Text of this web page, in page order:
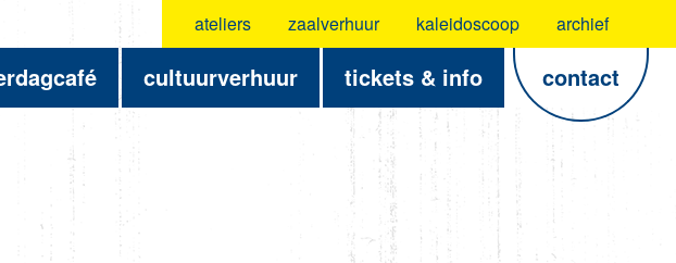
ateliers zaalverhuur kaleidoscoop archief
cultuurverhuur tickets & info contact